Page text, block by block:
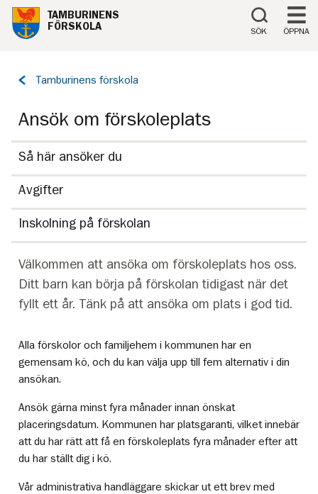
Till innehåll på sidan
TAMBURINENS
FÖRSKOLA
SÖK ÖPPNA
Tillbaka
Tamburinens förskola
Ansök om förskoleplats
Så här ansöker du
Avgifter
Inskolning på förskolan
Välkommen att ansöka om förskoleplats hos oss.
Ditt barn kan börja på förskolan tidigast när det
fyllt ett år. Tänk på att ansöka om plats i god tid.
Alla förskolor och familjehem i kommunen har en
gemensam kö, och du kan välja upp till fem alternativ i din
ansökan.
Ansök gärna minst fyra månader innan önskat
placeringsdatum. Kommunen har platsgaranti, vilket innebär
att du har rätt att få en förskoleplats fyra månader efter att
du har ställt dig i kö.
Vår administrativa handläggare skickar ut ett brev med